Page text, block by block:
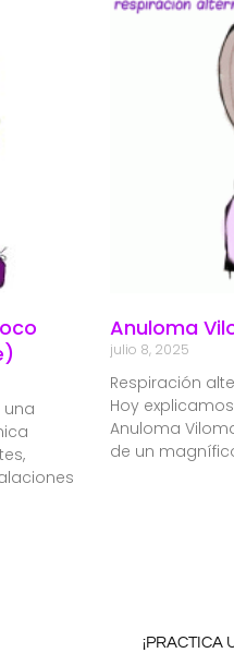
una
Anuloma
julio 8, 2025
Respiración
Hoy
Anuloma
de un
¡PRACTICA